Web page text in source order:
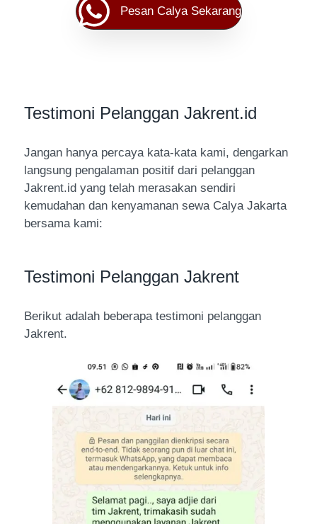
Pesan Calya Sekarang
Testimoni Pelanggan Jakrent.id
Jangan hanya percaya kata-kata kami, dengarkan
langsung pengalaman positif dari pelanggan
Jakrent.id yang telah merasakan sendiri
kemudahan dan kenyamanan sewa Calya Jakarta
bersama kami:
Testimoni Pelanggan Jakrent
Berikut adalah beberapa testimoni pelanggan
Jakrent.